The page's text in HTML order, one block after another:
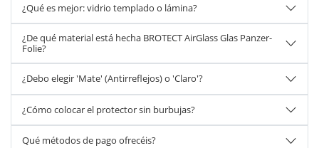
¿Qué es mejor: vidrio templado o lámina?
¿De qué material está hecha BROTECT AirGlass Glas Panzer-
Folie?
¿Debo elegir 'Mate' (Antirreflejos) o 'Claro'?
¿Cómo colocar el protector sin burbujas?
Qué métodos de pago ofrecéis?